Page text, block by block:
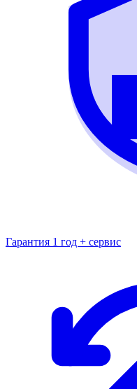
Гарантия 1 год + сервис